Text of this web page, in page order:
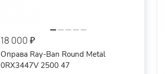
18 000 ₽
Оправа Ray-Ban Round Metal
0RX3447V 2500 47